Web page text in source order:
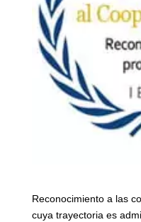
Reconocimiento a las
cuya trayectoria es